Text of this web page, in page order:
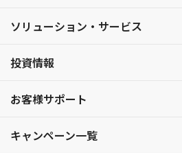
ソリューション・サービス
投資情報
お客様サポート
キャンペーン一覧